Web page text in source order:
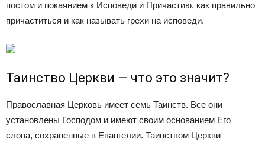
постом и покаянием к Исповеди и Причастию, как правильно
причаститься и как называть грехи на исповеди.
Таинство Церкви — что это значит?
Православная Церковь имеет семь Таинств. Все они
установлены Господом и имеют своим основанием Его
слова, сохраненные в Евангелии. Таинством Церкви